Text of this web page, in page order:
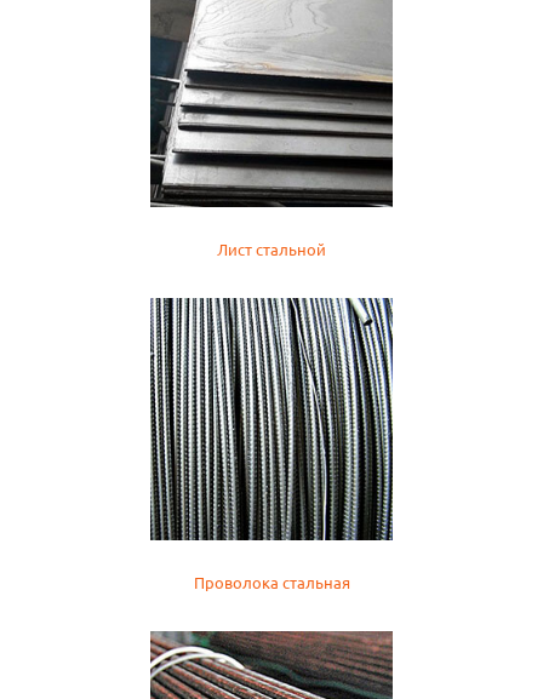
Лист стальной
Проволока стальная